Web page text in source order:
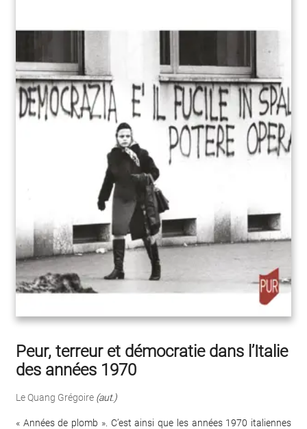
Peur, terreur et démocratie dans l’Italie
des années 1970
Le Quang Grégoire (aut.)
« Années de plomb ». C’est ainsi que les années 1970 italiennes